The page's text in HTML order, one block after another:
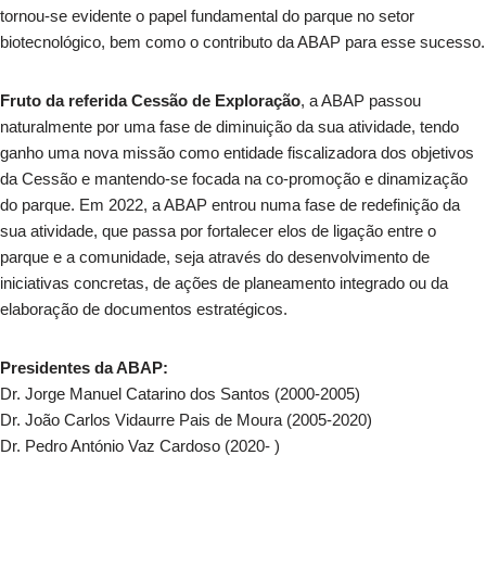
tornou-se evidente o papel fundamental do parque no setor
biotecnológico, bem como o contributo da ABAP para esse sucesso.
Fruto da referida Cessão de Exploração, a ABAP passou
naturalmente por uma fase de diminuição da sua atividade, tendo
ganho uma nova missão como entidade fiscalizadora dos objetivos
da Cessão e mantendo-se focada na co-promoção e dinamização
do parque. Em 2022, a ABAP entrou numa fase de redefinição da
sua atividade, que passa por fortalecer elos de ligação entre o
parque e a comunidade, seja através do desenvolvimento de
iniciativas concretas, de ações de planeamento integrado ou da
elaboração de documentos estratégicos.
Presidentes da ABAP:
Dr. Jorge Manuel Catarino dos Santos (2000-2005)
Dr. João Carlos Vidaurre Pais de Moura (2005-2020)
Dr. Pedro António Vaz Cardoso (2020- )